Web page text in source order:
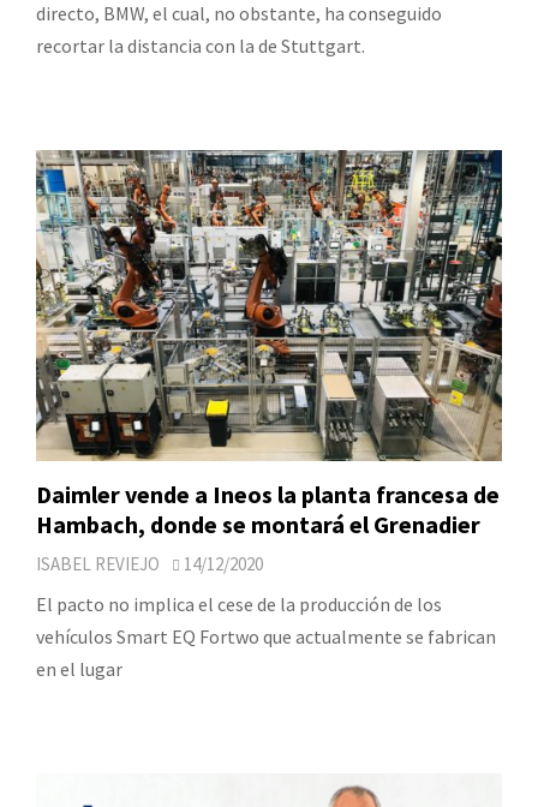
directo, BMW, el cual, no obstante, ha conseguido
recortar la distancia con la de Stuttgart.
Daimler vende a Ineos la planta francesa de
Hambach, donde se montará el Grenadier
ISABEL REVIEJO 14/12/2020
El pacto no implica el cese de la producción de los
vehículos Smart EQ Fortwo que actualmente se fabrican
en el lugar